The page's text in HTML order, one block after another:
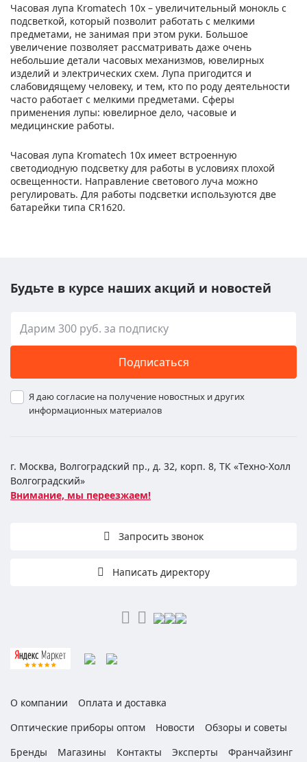
Часовая лупа Kromatech 10х – увеличительный монокль с
подсветкой, который позволит работать с мелкими
предметами, не занимая при этом руки. Большое
увеличение позволяет рассматривать даже очень
небольшие детали часовых механизмов, ювелирных
изделий и электрических схем. Лупа пригодится и
слабовидящему человеку, и тем, кто по роду деятельности
часто работает с мелкими предметами. Сферы
применения лупы: ювелирное дело, часовые и
медицинские работы.
Часовая лупа Kromatech 10х имеет встроенную
светодиодную подсветку для работы в условиях плохой
освещенности. Направление светового луча можно
регулировать. Для работы подсветки используются две
батарейки типа CR1620.
Будьте в курсе наших акций и новостей
Подписаться
Я даю согласие на получение новостных и других
информационных материалов
г. Москва, Волгоградский пр., д. 32, корп. 8, ТК «Техно-Холл
Волгоградский»
Внимание, мы переезжаем!
Запросить звонок
Написать директору
О компании
Оплата и доставка
Оптические приборы оптом
Новости
Обзоры и советы
Бренды
Магазины Контакты Эксперты Франчайзинг